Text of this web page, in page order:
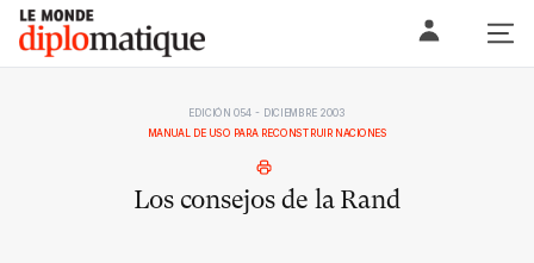
Skip
content
Le monde diplomatique
EDICIÓN 054 - DICIEMBRE 2003
MANUAL DE USO PARA RECONSTRUIR NACIONES
Los consejos de la Rand